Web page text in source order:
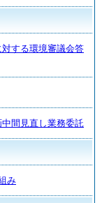
する環境審議会答
間見直し業務委託
み